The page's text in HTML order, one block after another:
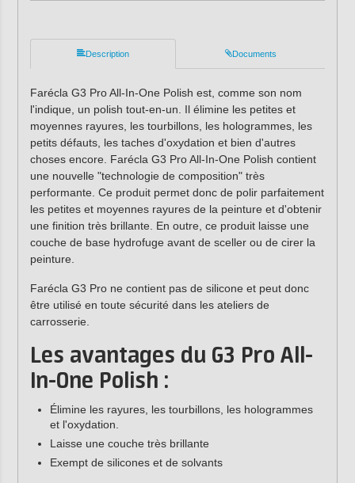
Description Documents
Farécla G3 Pro All-In-One Polish est, comme son nom
l'indique, un polish tout-en-un. Il élimine les petites et
moyennes rayures, les tourbillons, les hologrammes, les
petits défauts, les taches d'oxydation et bien d'autres
choses encore. Farécla G3 Pro All-In-One Polish contient
une nouvelle "technologie de composition" très
performante. Ce produit permet donc de polir parfaitement
les petites et moyennes rayures de la peinture et d'obtenir
une finition très brillante. En outre, ce produit laisse une
couche de base hydrofuge avant de sceller ou de cirer la
peinture.
Farécla G3 Pro ne contient pas de silicone et peut donc
être utilisé en toute sécurité dans les ateliers de
carrosserie.
Les avantages du G3 Pro All-
In-One Polish :
Élimine les rayures, les tourbillons, les hologrammes
et l'oxydation.
Laisse une couche très brillante
Exempt de silicones et de solvants